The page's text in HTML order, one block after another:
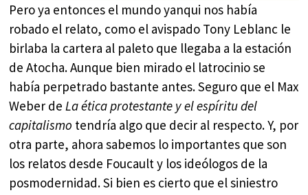
Pero ya entonces el mundo yanqui nos había
robado el relato, como el avispado Tony Leblanc le
birlaba la cartera al paleto que llegaba a la estación
de Atocha. Aunque bien mirado el latrocinio se
había perpetrado bastante antes. Seguro que el Max
Weber de La ética protestante y el espíritu del
capitalismo tendría algo que decir al respecto. Y, por
otra parte, ahora sabemos lo importantes que son
los relatos desde Foucault y los ideólogos de la
posmodernidad. Si bien es cierto que el siniestro